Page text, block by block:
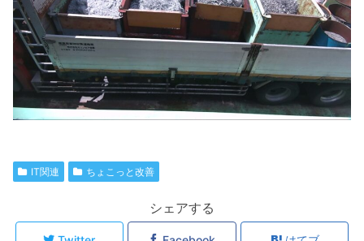
IT関連 ちょこっと改善
シェアする